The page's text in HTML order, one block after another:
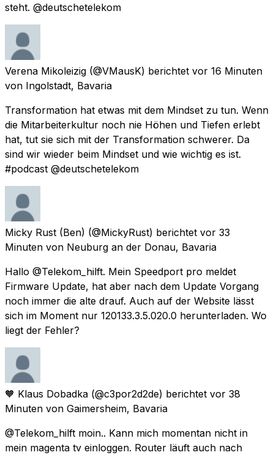
steht. @deutschetelekom
Verena Mikoleizig (@VMausK) berichtet vor 16 Minuten
von Ingolstadt, Bavaria
Transformation hat etwas mit dem Mindset zu tun. Wenn
die Mitarbeiterkultur noch nie Höhen und Tiefen erlebt
hat, tut sie sich mit der Transformation schwerer. Da
sind wir wieder beim Mindset und wie wichtig es ist.
#podcast @deutschetelekom
Micky Rust (Ben) (@MickyRust) berichtet vor 33
Minuten von Neuburg an der Donau, Bavaria
Hallo @Telekom_hilft. Mein Speedport pro meldet
Firmware Update, hat aber nach dem Update Vorgang
noch immer die alte drauf. Auch auf der Website lässt
sich im Moment nur 120133.3.5.020.0 herunterladen. Wo
liegt der Fehler?
🧡 Klaus Dobadka (@c3por2d2de) berichtet vor 38
Minuten von Gaimersheim, Bavaria
@Telekom_hilft moin.. Kann mich momentan nicht in
mein magenta tv einloggen. Router läuft auch nach